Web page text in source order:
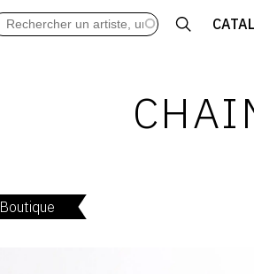
ARCHIVES DES EXPOSITIONS
LEXIQUE ARTISTIQUE
Boutique